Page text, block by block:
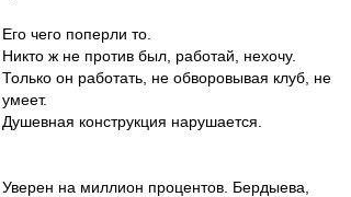
Его чего поперли то.
Никто ж не против был, работай, нехочу.
Только он работать, не обворовывая клуб, не
умеет.
Душевная конструкция нарушается.
Уверен на миллион процентов. Бердыева,